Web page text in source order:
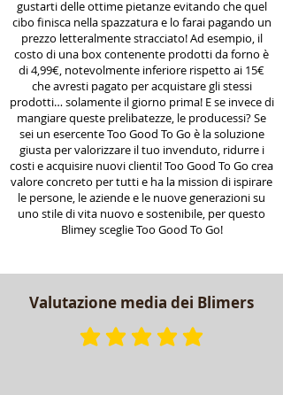
gustarti delle ottime pietanze evitando che quel
cibo finisca nella spazzatura e lo farai pagando un
prezzo letteralmente stracciato! Ad esempio, il
costo di una box contenente prodotti da forno è
di 4,99€, notevolmente inferiore rispetto ai 15€
che avresti pagato per acquistare gli stessi
prodotti… solamente il giorno prima! E se invece di
mangiare queste prelibatezze, le producessi? Se
sei un esercente Too Good To Go è la soluzione
giusta per valorizzare il tuo invenduto, ridurre i
costi e acquisire nuovi clienti! Too Good To Go crea
valore concreto per tutti e ha la mission di ispirare
le persone, le aziende e le nuove generazioni su
uno stile di vita nuovo e sostenibile, per questo
Blimey sceglie Too Good To Go!
Valutazione media dei Blimers
la valutazione